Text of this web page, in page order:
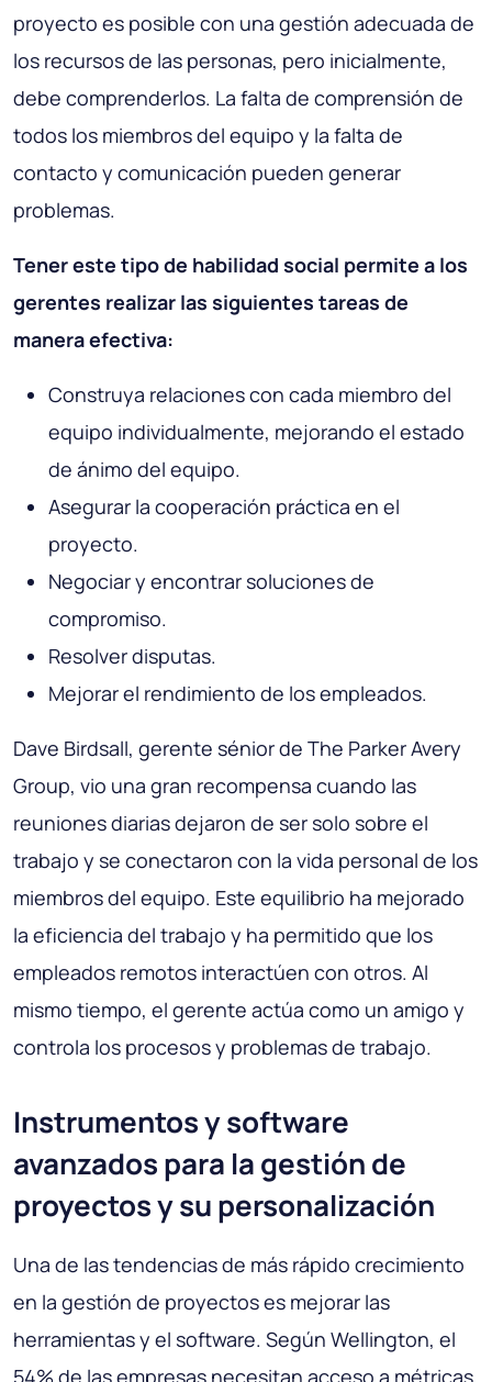
proyecto es posible con una gestión adecuada de
los recursos de las personas, pero inicialmente,
debe comprenderlos. La falta de comprensión de
todos los miembros del equipo y la falta de
contacto y comunicación pueden generar
problemas.
Tener este tipo de habilidad social permite a los
gerentes realizar las siguientes tareas de
manera efectiva:
Construya relaciones con cada miembro del
equipo individualmente, mejorando el estado
de ánimo del equipo.
Asegurar la cooperación práctica en el
proyecto.
Negociar y encontrar soluciones de
compromiso.
Resolver disputas.
Mejorar el rendimiento de los empleados.
Dave Birdsall, gerente sénior de The Parker Avery
Group, vio una gran recompensa cuando las
reuniones diarias dejaron de ser solo sobre el
trabajo y se conectaron con la vida personal de los
miembros del equipo. Este equilibrio ha mejorado
la eficiencia del trabajo y ha permitido que los
empleados remotos interactúen con otros. Al
mismo tiempo, el gerente actúa como un amigo y
controla los procesos y problemas de trabajo.
Instrumentos y software
avanzados para la gestión de
proyectos y su personalización
Una de las tendencias de más rápido crecimiento
en la gestión de proyectos es mejorar las
herramientas y el software. Según Wellington, el
54% de las empresas necesitan acceso a métricas